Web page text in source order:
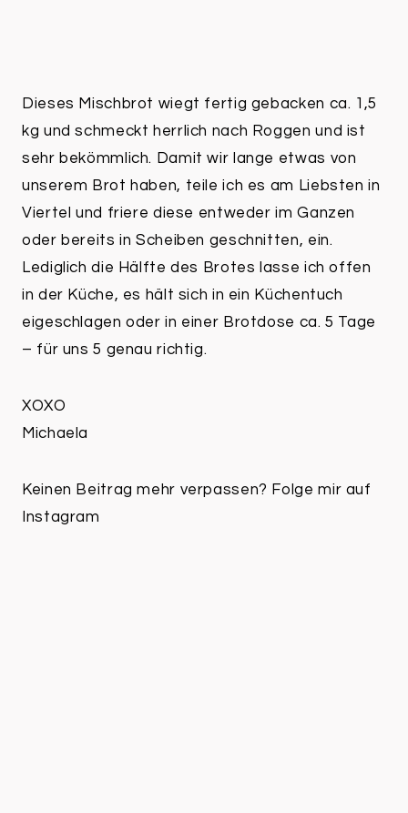
Dieses Mischbrot wiegt fertig gebacken ca. 1,5
kg und schmeckt herrlich nach Roggen und ist
sehr bekömmlich. Damit wir lange etwas von
unserem Brot haben, teile ich es am Liebsten in
Viertel und friere diese entweder im Ganzen
oder bereits in Scheiben geschnitten, ein.
Lediglich die Hälfte des Brotes lasse ich offen
in der Küche, es hält sich in ein Küchentuch
eigeschlagen oder in einer Brotdose ca. 5 Tage
– für uns 5 genau richtig.
XOXO
Michaela
Keinen Beitrag mehr verpassen? Folge mir auf
Instagram